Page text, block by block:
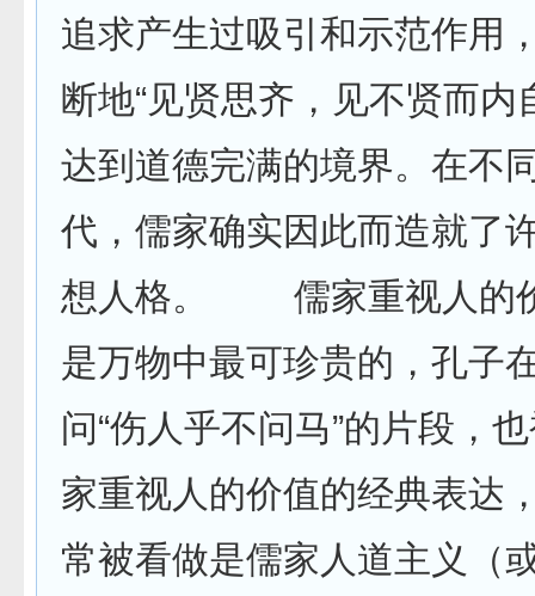
追求产生过吸引和示范作用
断地“见贤思齐，见不贤而内
达到道德完满的境界。在不
代，儒家确实因此而造就了
想人格。 儒家重视人的
是万物中最可珍贵的，孔子
问“伤人乎不问马”的片段，
家重视人的价值的经典表达
常被看做是儒家人道主义（